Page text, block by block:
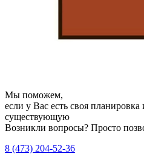
Мы поможем,
если у Вас есть своя
существующую
Возникли вопросы? Просто
8 (473) 204-52-36